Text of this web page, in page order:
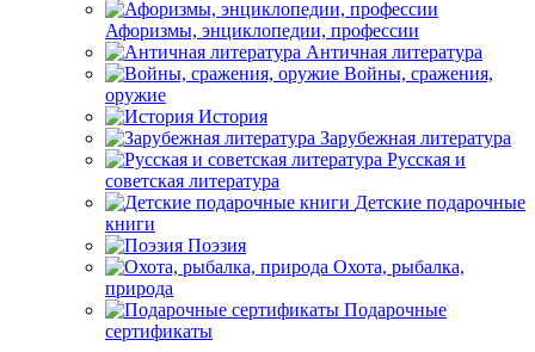
Афоризмы, энциклопедии, профессии
Античная литература
Войны, сражения,
оружие
История
Зарубежная литература
Русская и
советская литература
Детские подарочные
книги
Поэзия
Охота, рыбалка,
природа
Подарочные
сертификаты